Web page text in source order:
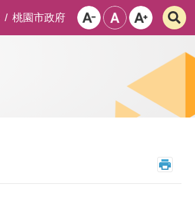
桃園市政府